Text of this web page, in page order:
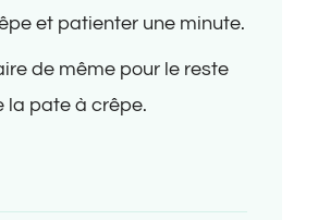
et patienter une minute.
de même pour le reste
la pate à crêpe.